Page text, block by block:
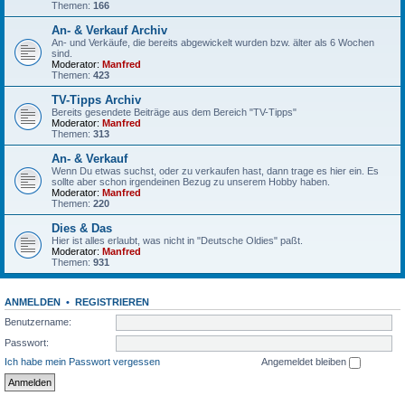
Themen: 166
An- & Verkauf Archiv
An- und Verkäufe, die bereits abgewickelt wurden bzw. älter als 6 Wochen
sind.
Moderator: Manfred
Themen: 423
TV-Tipps Archiv
Bereits gesendete Beiträge aus dem Bereich "TV-Tipps"
Moderator: Manfred
Themen: 313
An- & Verkauf
Wenn Du etwas suchst, oder zu verkaufen hast, dann trage es hier ein. Es
sollte aber schon irgendeinen Bezug zu unserem Hobby haben.
Moderator: Manfred
Themen: 220
Dies & Das
Hier ist alles erlaubt, was nicht in "Deutsche Oldies" paßt.
Moderator: Manfred
Themen: 931
ANMELDEN • REGISTRIEREN
Benutzername:
Passwort:
Ich habe mein Passwort vergessen
Angemeldet bleiben